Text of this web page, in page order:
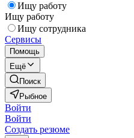
Ищу работу
Ищу работу
Ищу сотрудника
Сервисы
Помощь
Ещё
Поиск
Рыбное
Войти
Войти
Создать резюме